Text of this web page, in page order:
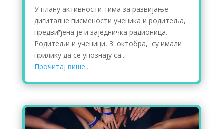
У плану активности тима за развијање
дигиталне писмености ученика и родитеља,
предвиђена је и заједничка радионица.
Родитељи и ученици, 3. октобра, су имали
прилику да се упознају са...
Прочитај више...